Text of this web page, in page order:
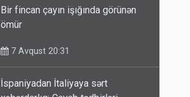
Bir fincan çayın işığında görünən
ömür
7 Avqust 20:31
İspaniyadan İtaliyaya sərt